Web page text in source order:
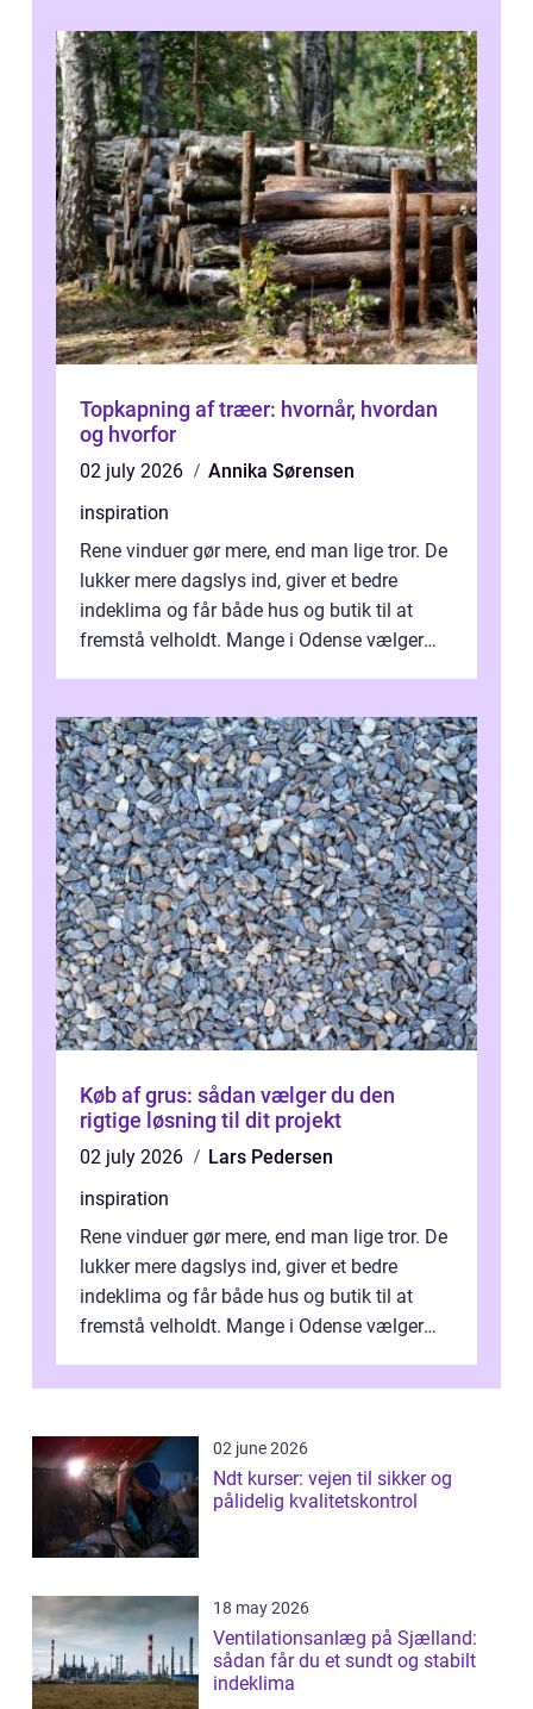
Topkapning af træer: hvornår, hvordan
og hvorfor
02 july 2026
Annika Sørensen
inspiration
Rene vinduer gør mere, end man lige tror. De
lukker mere dagslys ind, giver et bedre
indeklima og får både hus og butik til at
fremstå velholdt. Mange i Odense vælger
Køb af grus: sådan vælger du den
rigtige løsning til dit projekt
02 july 2026
Lars Pedersen
inspiration
Rene vinduer gør mere, end man lige tror. De
lukker mere dagslys ind, giver et bedre
indeklima og får både hus og butik til at
fremstå velholdt. Mange i Odense vælger
02 june 2026
Ndt kurser: vejen til sikker og
pålidelig kvalitetskontrol
18 may 2026
Ventilationsanlæg på Sjælland:
sådan får du et sundt og stabilt
indeklima